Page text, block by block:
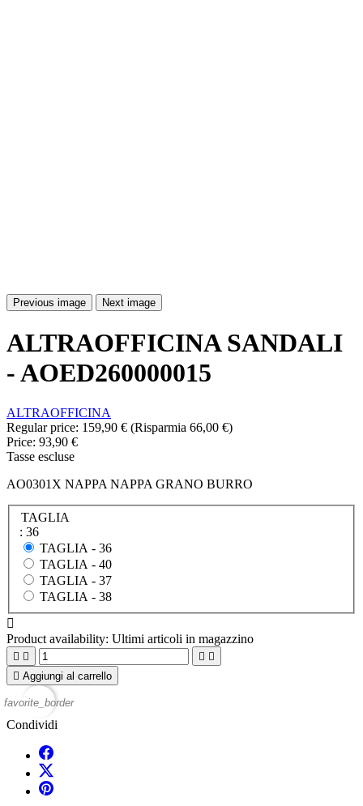
Previous image Next image
ALTRAOFFICINA SANDALI
- AOED260000015
ALTRAOFFICINA
Regular price: 159,90 € (Risparmia 66,00 €)
Price: 93,90 €
Tasse escluse
AO0301X NAPPA NAPPA GRANO BURRO
TAGLIA
: 36
TAGLIA - 36
TAGLIA - 40
TAGLIA - 37
TAGLIA - 38

Product availability: Ultimi articoli in magazzino
   
 Aggiungi al carrello
favorite_border
Condividi